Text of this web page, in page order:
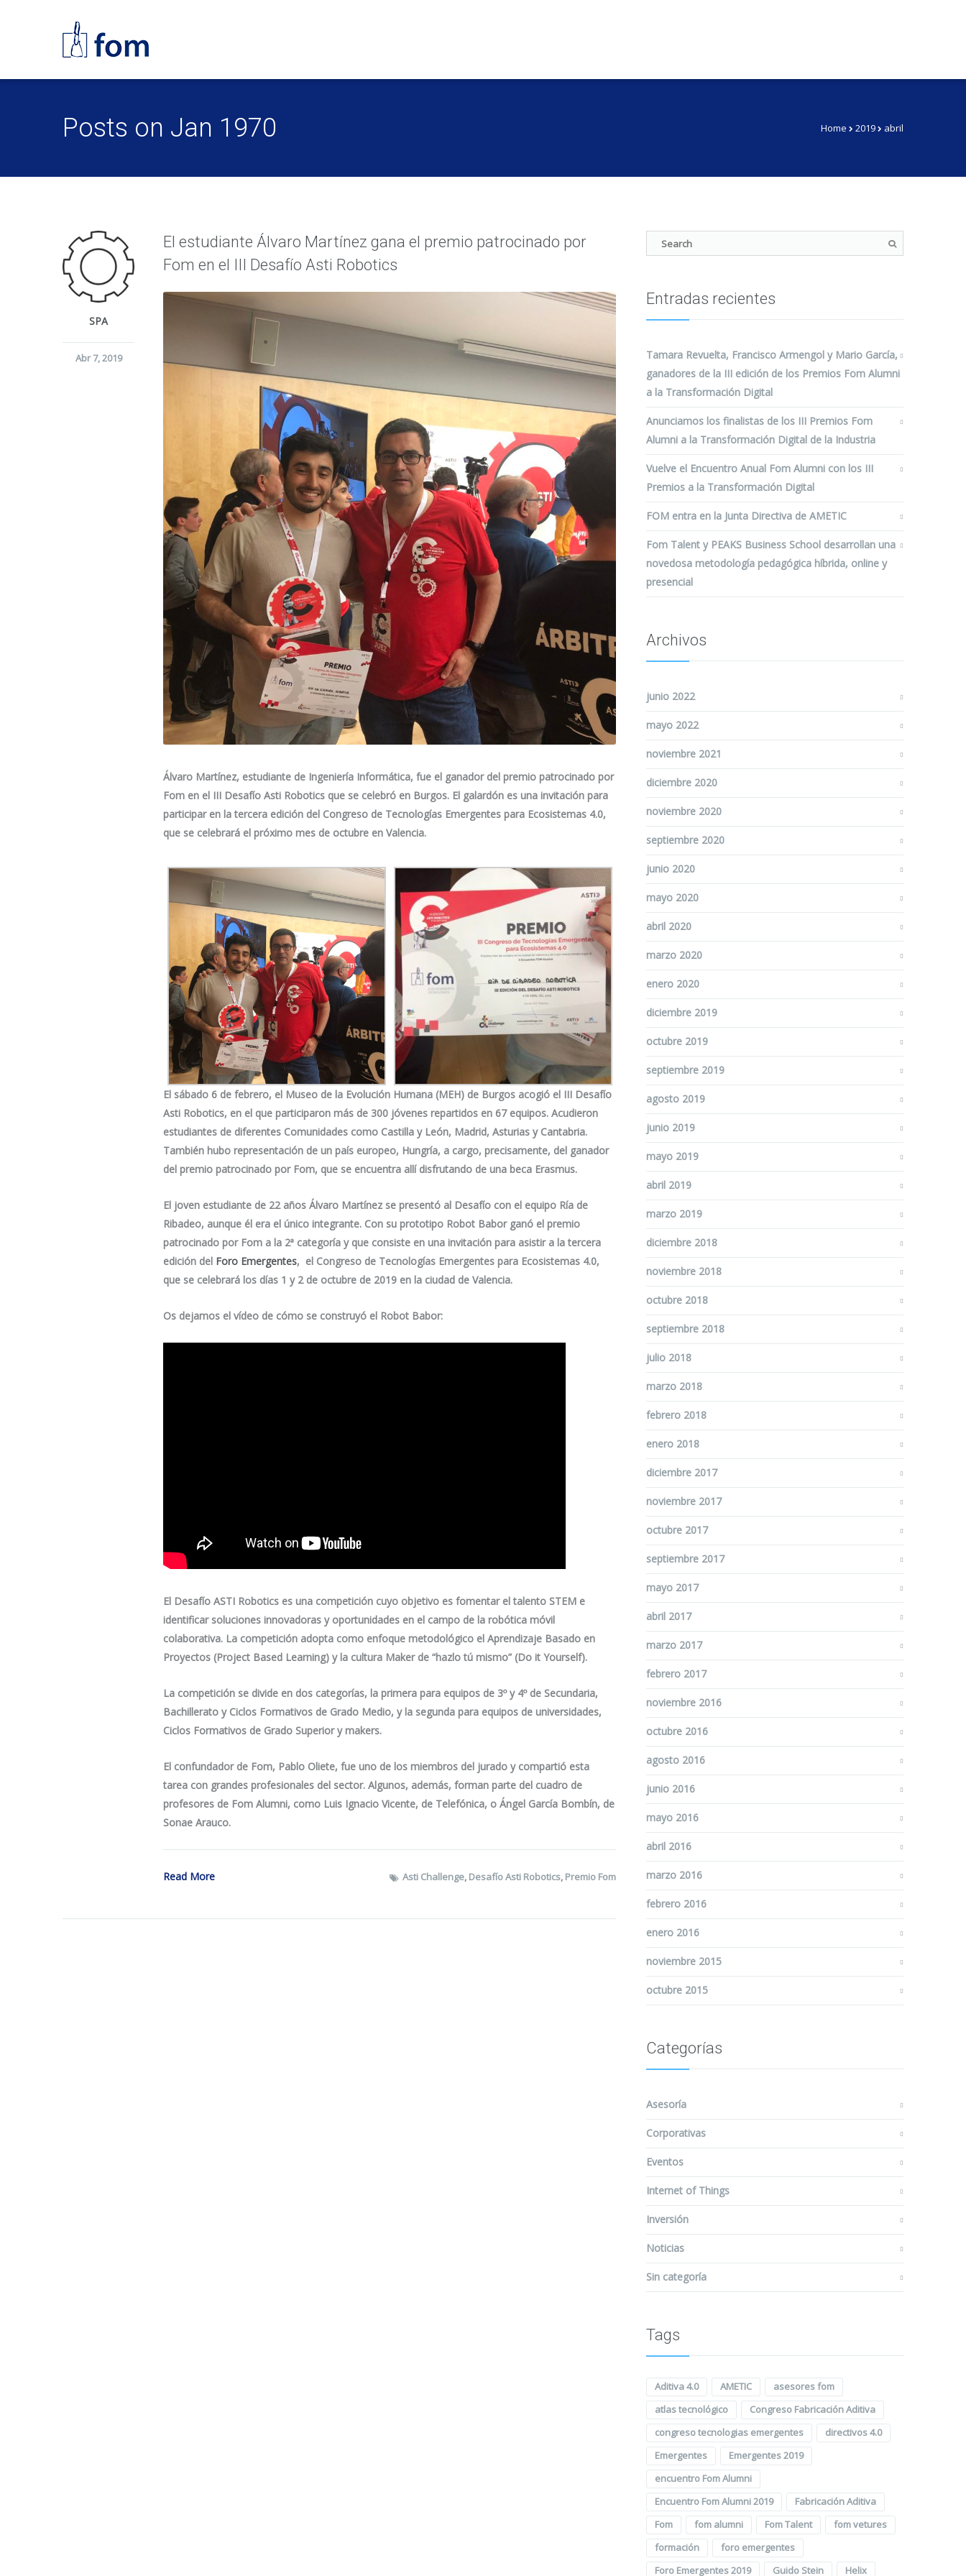
Posts on Jan 1970 Home 2019 abril
SPA
Abr 7, 2019
El estudiante Álvaro Martínez gana el premio patrocinado por
Fom en el III Desafío Asti Robotics
Álvaro Martínez, estudiante de Ingeniería Informática, fue el ganador del premio patrocinado por
Fom en el III Desafío Asti Robotics que se celebró en Burgos. El galardón es una invitación para
participar en la tercera edición del Congreso de Tecnologías Emergentes para Ecosistemas 4.0,
que se celebrará el próximo mes de octubre en Valencia.
El sábado 6 de febrero, el Museo de la Evolución Humana (MEH) de Burgos acogió el III Desafío
Asti Robotics, en el que participaron más de 300 jóvenes repartidos en 67 equipos. Acudieron
estudiantes de diferentes Comunidades como Castilla y León, Madrid, Asturias y Cantabria.
También hubo representación de un país europeo, Hungría, a cargo, precisamente, del ganador
del premio patrocinado por Fom, que se encuentra allí disfrutando de una beca Erasmus.
El joven estudiante de 22 años Álvaro Martínez se presentó al Desafío con el equipo Ría de
Ribadeo, aunque él era el único integrante. Con su prototipo Robot Baborganó el premio
patrocinado por Fom a la 2ª categoría y que consiste en una invitación para asistir a la tercera
edición del Foro Emergentes, el Congreso de Tecnologías Emergentes para Ecosistemas 4.0,
que se celebrará los días 1 y 2 de octubre de 2019 en la ciudad de Valencia.
Os dejamos el vídeo de cómo se construyó el Robot Babor:
El Desafío ASTI Robotics es una competición cuyo objetivo es fomentar el talento STEM e
identificar soluciones innovadoras y oportunidades en el campo de la robótica móvil
colaborativa. La competición adopta como enfoque metodológico el Aprendizaje Basado en
Proyectos (Project Based Learning) y la cultura Maker de “hazlo tú mismo” (Do it Yourself).
La competición se divide en dos categorías, la primera para equipos de 3º y 4º de Secundaria,
Bachillerato y Ciclos Formativos de Grado Medio, y la segunda para equipos de universidades,
Ciclos Formativos de Grado Superior y makers.
El confundador de Fom, Pablo Oliete, fue uno de los miembros del jurado y compartió esta
tarea con grandes profesionales del sector. Algunos, además, forman parte del cuadro de
profesores de Fom Alumni, como Luis Ignacio Vicente, de Telefónica, o Ángel García Bombín, de
Sonae Arauco.
Read More Asti Challenge, Desafío Asti Robotics, Premio Fom
Entradas recientes
Tamara Revuelta, Francisco Armengol y Mario García,
ganadores de la III edición de los Premios Fom Alumni
a la Transformación Digital
Anunciamos los finalistas de los III Premios Fom
Alumni a la Transformación Digital de la Industria
Vuelve el Encuentro Anual Fom Alumni con los III
Premios a la Transformación Digital
FOM entra en la Junta Directiva de AMETIC
Fom Talent y PEAKS Business School desarrollan una
novedosa metodología pedagógica híbrida, online y
presencial
Archivos
junio 2022
mayo 2022
noviembre 2021
diciembre 2020
noviembre 2020
septiembre 2020
junio 2020
mayo 2020
abril 2020
marzo 2020
enero 2020
diciembre 2019
octubre 2019
septiembre 2019
agosto 2019
junio 2019
mayo 2019
abril 2019
marzo 2019
diciembre 2018
noviembre 2018
octubre 2018
septiembre 2018
julio 2018
marzo 2018
febrero 2018
enero 2018
diciembre 2017
noviembre 2017
octubre 2017
septiembre 2017
mayo 2017
abril 2017
marzo 2017
febrero 2017
noviembre 2016
octubre 2016
agosto 2016
junio 2016
mayo 2016
abril 2016
marzo 2016
febrero 2016
enero 2016
noviembre 2015
octubre 2015
Categorías
Asesoría
Corporativas
Eventos
Internet of Things
Inversión
Noticias
Sin categoría
Tags
Aditiva 4.0 AMETIC
asesores fom
atlas tecnológico
Congreso Fabricación Aditiva
congreso tecnologias emergentes
directivos 4.0
Emergentes
Emergentes 2019
encuentro Fom Alumni
Encuentro Fom Alumni 2019
Fabricación Aditiva
Fom
fom alumni Fom Talent
fom vetures
formación
foro emergentes
Foro Emergentes 2019
Guido Stein Helix